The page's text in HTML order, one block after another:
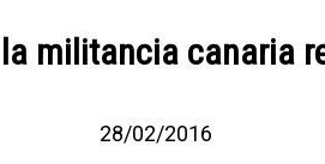
militancia canaria
28/02/2016